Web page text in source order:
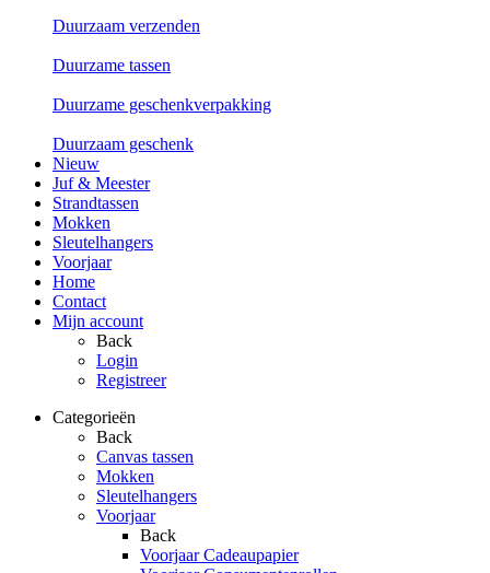
Duurzaam verzenden
Duurzame tassen
Duurzame geschenkverpakking
Duurzaam geschenk
Nieuw
Juf & Meester
Strandtassen
Mokken
Sleutelhangers
Voorjaar
Home
Contact
Mijn account
Back
Login
Registreer
Categorieën
Back
Canvas tassen
Mokken
Sleutelhangers
Voorjaar
Back
Voorjaar Cadeaupapier